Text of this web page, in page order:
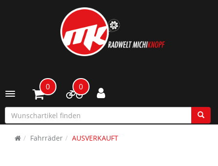
Toggle navigation
0 0
Fahrräder AUSVERKAUFT